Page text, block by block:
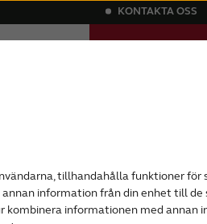
tillhandahålla funktioner för
information från din enhet till de
kombinera informationen med annan
KONTAKTA OSS
örat med extern
typerna av hörapparater.
in-Canal”, RIC-